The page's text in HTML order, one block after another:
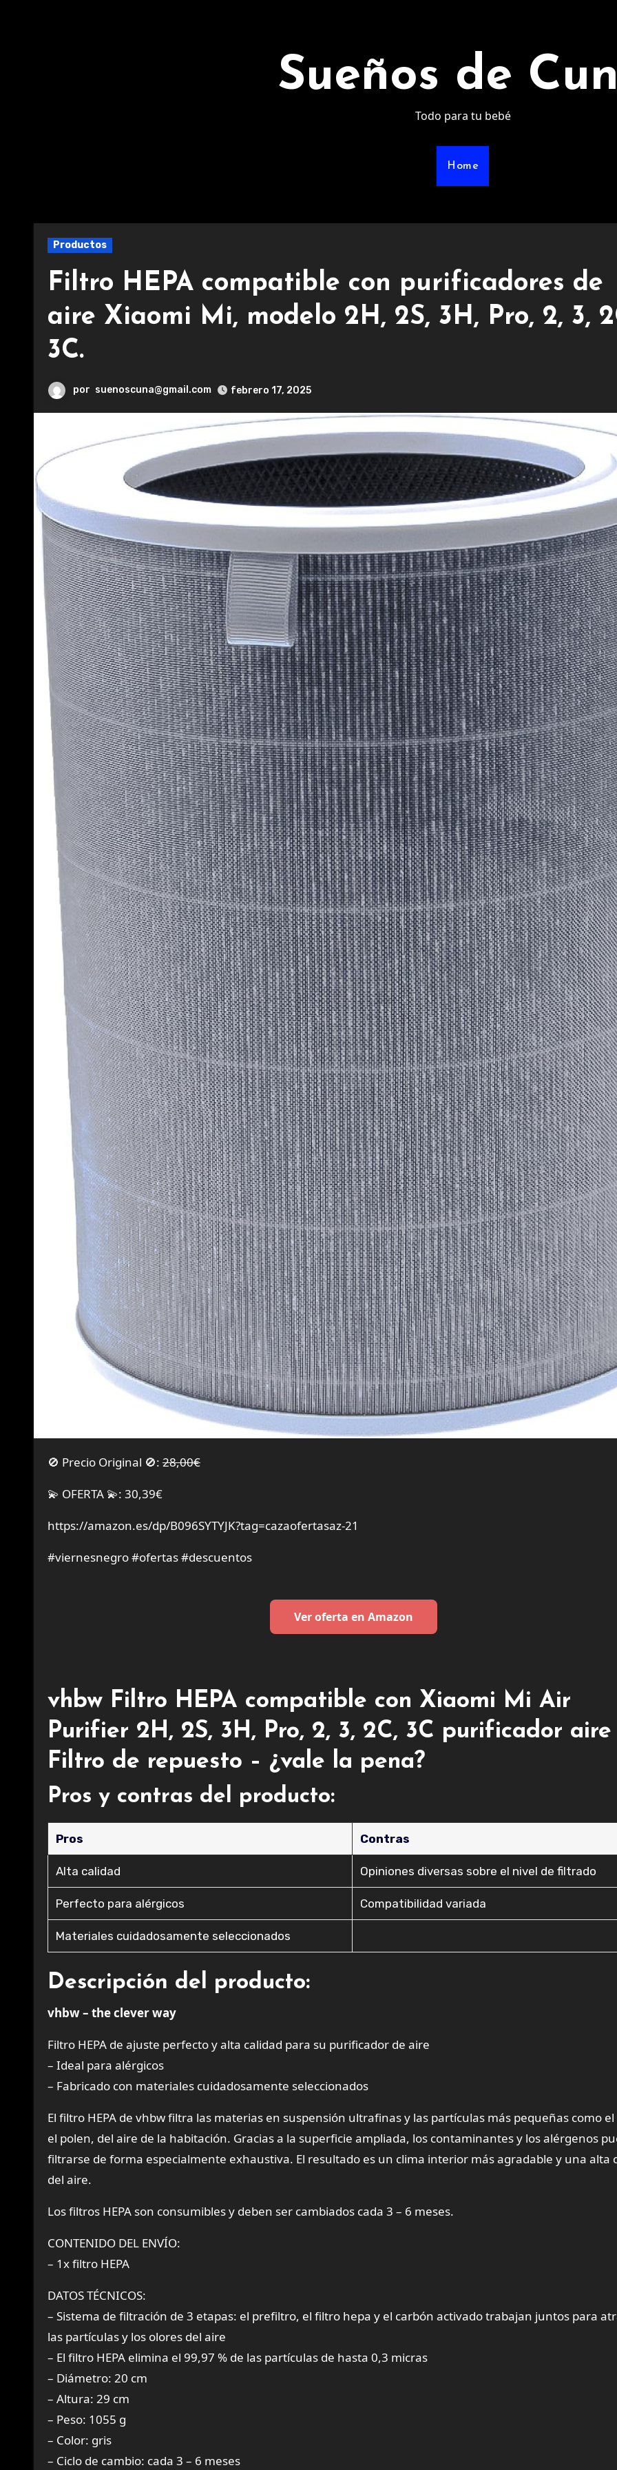
Sueños de
Todo para tu bebé
Home
Productos
Filtro HEPA compatible con purificadores de
aire Xiaomi Mi, modelo 2H, 2S, 3H, Pro, 2, 3,
3C.
por suenoscuna@gmail.com febrero 17, 2025
🚫 Precio Original 🚫: 28,00€
💫 OFERTA 💫: 30,39€
https://amazon.es/dp/B096SYTYJK?tag=cazaofertasaz-21
#viernesnegro #ofertas #descuentos
Ver oferta en Amazon
vhbw Filtro HEPA compatible con Xiaomi Mi Air
Purifier 2H, 2S, 3H, Pro, 2, 3, 2C, 3C purificador aire
Filtro de repuesto – ¿vale la pena?
Pros y contras del producto:
Pros Contras
Alta calidad Opiniones diversas sobre el nivel de filtrado
Perfecto para alérgicos Compatibilidad variada
Materiales cuidadosamente seleccionados
Descripción del producto:
vhbw – the clever way
Filtro HEPA de ajuste perfecto y alta calidad para su purificador de aire
– Ideal para alérgicos
– Fabricado con materiales cuidadosamente seleccionados
El filtro HEPA de vhbw filtra las materias en suspensión ultrafinas y las partículas más pequeñas como
el polen, del aire de la habitación. Gracias a la superficie ampliada, los contaminantes y los alérgenos
filtrarse de forma especialmente exhaustiva. El resultado es un clima interior más agradable y una alta
del aire.
Los filtros HEPA son consumibles y deben ser cambiados cada 3 – 6 meses.
CONTENIDO DEL ENVÍO:
– 1x filtro HEPA
DATOS TÉCNICOS:
– Sistema de filtración de 3 etapas: el prefiltro, el filtro hepa y el carbón activado trabajan juntos para
las partículas y los olores del aire
– El filtro HEPA elimina el 99,97 % de las partículas de hasta 0,3 micras
– Diámetro: 20 cm
– Altura: 29 cm
– Peso: 1055 g
– Color: gris
– Ciclo de cambio: cada 3 – 6 meses